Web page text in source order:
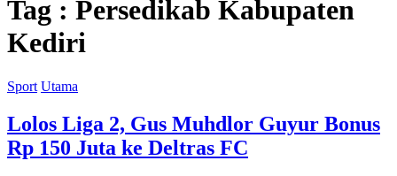
Tag : Persedikab Kabupaten
Kediri
Sport Utama
Lolos Liga 2, Gus Muhdlor Guyur Bonus
Rp 150 Juta ke Deltras FC